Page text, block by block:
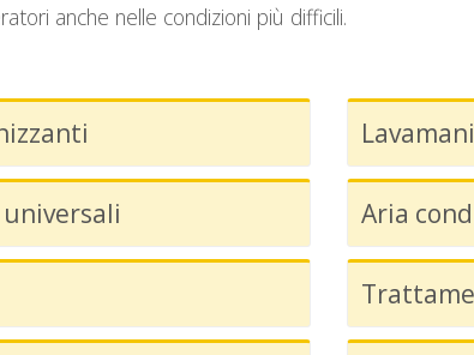
anche nelle condizioni più difficili.
Lavamani
Aria